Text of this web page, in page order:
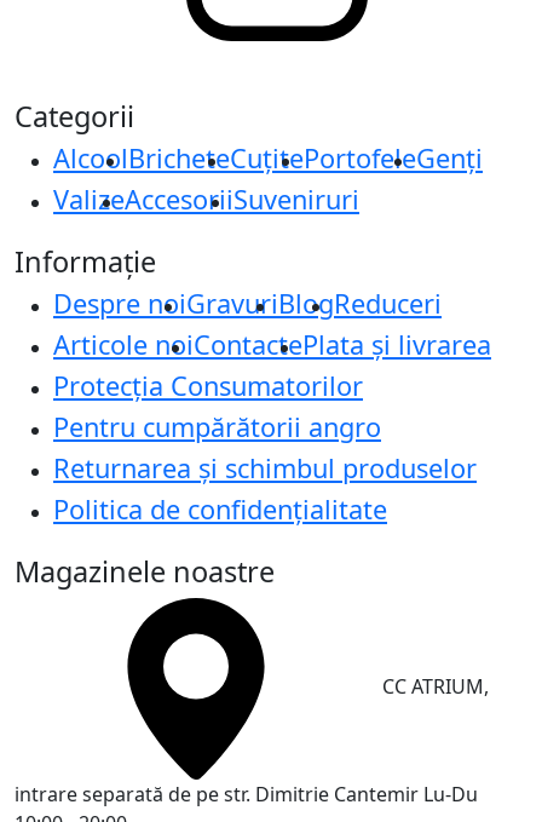
Categorii
AlcoolBricheteCuțitePortofeleGenți
ValizeAccesoriiSuveniruri
Informație
Despre noiGravuriBlogReduceri
Articole noiContactePlata și livrarea
Protecţia Consumatorilor
Pentru cumpărătorii angro
Returnarea și schimbul produselor
Politica de confidențialitate
Magazinele noastre
CC ATRIUM,
intrare separată de pe str. Dimitrie Cantemir Lu-Du